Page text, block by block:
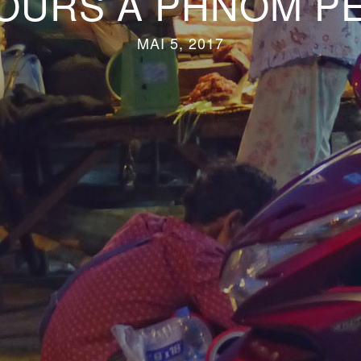
MAI 5, 2017